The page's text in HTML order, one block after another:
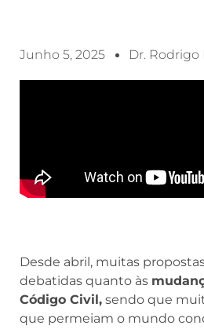
Junho 5, 2025 Dr. Rodrigo
Desde abril, muitas
debatidas quanto às
Código Civil, sendo que
que permeiam o mundo